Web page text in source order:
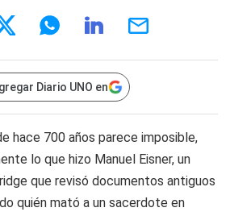
Diario UNO en
hace 700 años parece imposible,
lo que hizo Manuel Eisner, un
que revisó documentos antiguos
quién mató a un sacerdote en